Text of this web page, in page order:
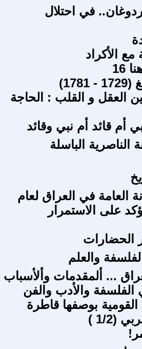
في احتلال
مع الأكراد
العقل و القلب : الحاجة
أم قائد أم نبي وقائد
الناصرية الباسلة
العامة في العراق لعام
ويؤكد على الاستمرار
الحضارات
والعلم
... ألمقدمات وألأسباب
الفلسفة والأدب والفن
بوصفها قاطرة
(1/2 )